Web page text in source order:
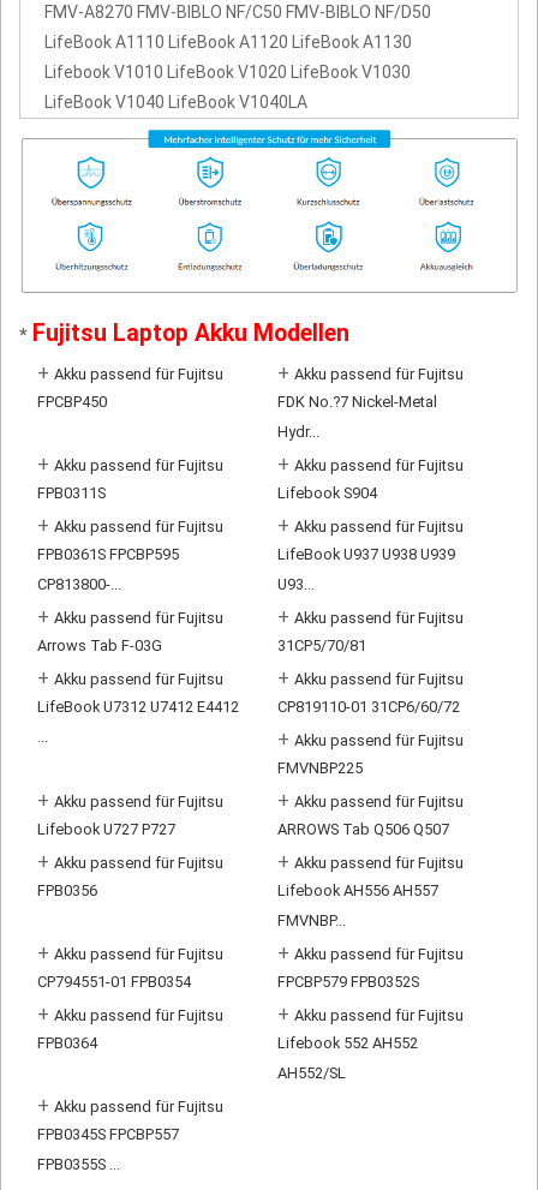
FMV-A8270 FMV-BIBLO NF/C50 FMV-BIBLO NF/D50
LifeBook A1110 LifeBook A1120 LifeBook A1130
Lifebook V1010 LifeBook V1020 LifeBook V1030
LifeBook V1040 LifeBook V1040LA
* Fujitsu Laptop Akku Modellen
+ Akku passend für Fujitsu
FPCBP450
+ Akku passend für Fujitsu
FDK No.?7 Nickel-Metal
Hydr...
+ Akku passend für Fujitsu
FPB0311S
+ Akku passend für Fujitsu
Lifebook S904
+ Akku passend für Fujitsu
FPB0361S FPCBP595
CP813800-...
+ Akku passend für Fujitsu
LifeBook U937 U938 U939
U93...
+ Akku passend für Fujitsu
Arrows Tab F-03G
+ Akku passend für Fujitsu
31CP5/70/81
+ Akku passend für Fujitsu
LifeBook U7312 U7412 E4412
...
+ Akku passend für Fujitsu
CP819110-01 31CP6/60/72
+ Akku passend für Fujitsu
FMVNBP225
+ Akku passend für Fujitsu
Lifebook U727 P727
+ Akku passend für Fujitsu
ARROWS Tab Q506 Q507
+ Akku passend für Fujitsu
FPB0356
+ Akku passend für Fujitsu
Lifebook AH556 AH557
FMVNBP...
+ Akku passend für Fujitsu
CP794551-01 FPB0354
+ Akku passend für Fujitsu
FPCBP579 FPB0352S
+ Akku passend für Fujitsu
FPB0364
+ Akku passend für Fujitsu
Lifebook 552 AH552
AH552/SL
+ Akku passend für Fujitsu
FPB0345S FPCBP557
FPB0355S ...